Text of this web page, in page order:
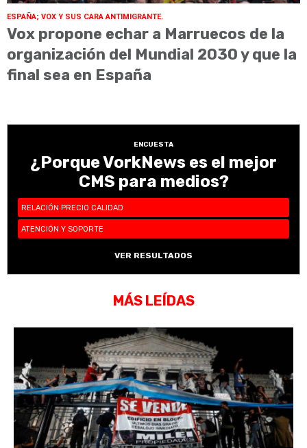
ESPAÑA; VOX Y SUS CARA ANTIMIGRANTE.
Vox propone echar a Marruecos de la
organización del Mundial 2030 y que la
final sea en España
ENCUESTA
¿Porque VorkNews es el mejor
CMS para medios?
RELACIÓN PRECIO CALIDAD
ATENCIÓN Y SOPORTE
VER RESULTADOS
MÁS LEÍDAS